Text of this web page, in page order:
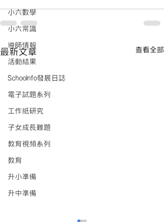
小六數學
小六常識
導師情報
活動結果
Schoolnfo發展日誌
電子試題系列
工作紙研究
子女成長難題
教育視頻系列
教育
升小準備
升中準備
最新文章 查看全部